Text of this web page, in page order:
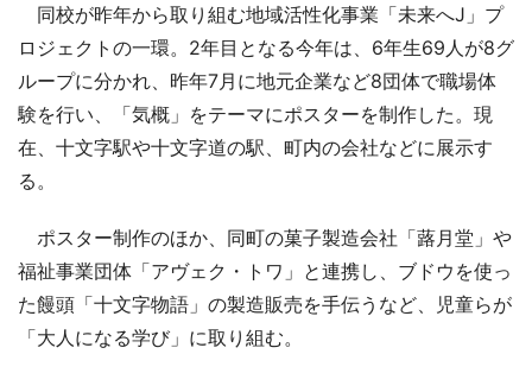
同校が昨年から取り組む地域活性化事業「未来へJ」プ
ロジェクトの一環。2年目となる今年は、6年生69人が8グ
ループに分かれ、昨年7月に地元企業など8団体で職場体
験を行い、「気概」をテーマにポスターを制作した。現
在、十文字駅や十文字道の駅、町内の会社などに展示す
る。
ポスター制作のほか、同町の菓子製造会社「蕗月堂」や
福祉事業団体「アヴェク・トワ」と連携し、ブドウを使っ
た饅頭「十文字物語」の製造販売を手伝うなど、児童らが
「大人になる学び」に取り組む。